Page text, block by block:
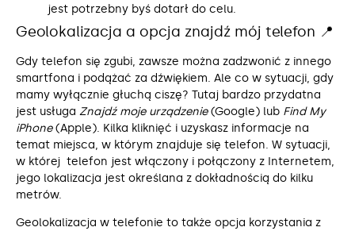
jest potrzebny byś dotarł do celu.
Geolokalizacja a opcja znajdź mój telefon 📍
Gdy telefon się zgubi, zawsze można zadzwonić z innego
smartfona i podążać za dźwiękiem. Ale co w sytuacji, gdy
mamy wyłącznie głuchą ciszę? Tutaj bardzo przydatna
jest usługa Znajdź moje urządzenie(Google) lub Find My
iPhone(Apple). Kilka kliknięć i uzyskasz informacje na
temat miejsca, w którym znajduje się telefon. W sytuacji,
w której telefon jest włączony i połączony z Internetem,
jego lokalizacja jest określana z dokładnością do kilku
metrów.
Geolokalizacja w telefonie to także opcja korzystania z